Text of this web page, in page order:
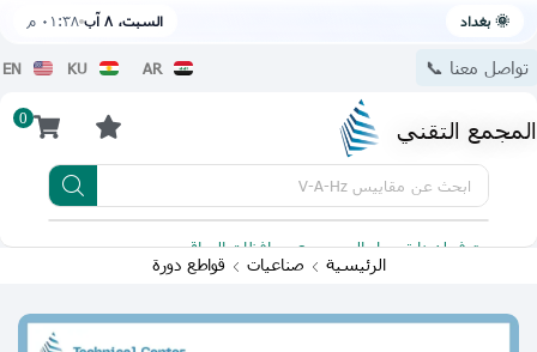
🌞 بغداد السبت، ٨ آب ٠١:٣٨ م
تواصل معنا 📞 AR
KU
EN
المجمع التقني 0
ابحث عن مقاييس V-A-Hz
يتوفر لدينا توصيل الى جميع محافظات العراق
الرئيسية صناعيات قواطع دورة